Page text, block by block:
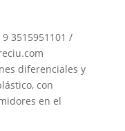
9 3515951101 /
diferenciales y
con
en el